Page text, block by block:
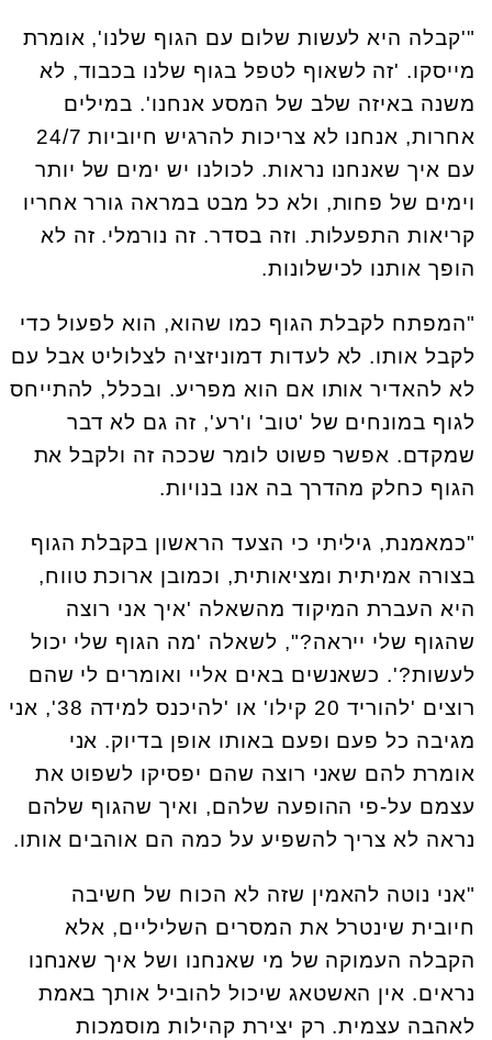
"'קבלה היא לעשות שלום עם הגוף שלנו', אומרת
מייסקו. 'זה לשאוף לטפל בגוף שלנו בכבוד, לא
משנה באיזה שלב של המסע אנחנו'. במילים
אחרות, אנחנו לא צריכות להרגיש חיוביות 24/7
עם איך שאנחנו נראות. לכולנו יש ימים של יותר
וימים של פחות, ולא כל מבט במראה גורר אחריו
קריאות התפעלות. וזה בסדר. זה נורמלי. זה לא
הופך אותנו לכישלונות.
"המפתח לקבלת הגוף כמו שהוא, הוא לפעול כדי
לקבל אותו. לא לעדות דמוניזציה לצלוליט אבל עם
לא להאדיר אותו אם הוא מפריע. ובכלל, להתייחס
לגוף במונחים של 'טוב' ו'רע', זה גם לא דבר
שמקדם. אפשר פשוט לומר שככה זה ולקבל את
הגוף כחלק מהדרך בה אנו בנויות.
"כמאמנת, גיליתי כי הצעד הראשון בקבלת הגוף
בצורה אמיתית ומציאותית, וכמובן ארוכת טווח,
היא העברת המיקוד מהשאלה 'איך אני רוצה
שהגוף שלי ייראה?", לשאלה 'מה הגוף שלי יכול
לעשות?'. כשאנשים באים אליי ואומרים לי שהם
רוצים 'להוריד 20 קילו' או 'להיכנס למידה 38', אני
מגיבה כל פעם ופעם באותו אופן בדיוק. אני
אומרת להם שאני רוצה שהם יפסיקו לשפוט את
עצמם על-פי ההופעה שלהם, ואיך שהגוף שלהם
נראה לא צריך להשפיע על כמה הם אוהבים אותו.
"אני נוטה להאמין שזה לא הכוח של חשיבה
חיובית שינטרל את המסרים השליליים, אלא
הקבלה העמוקה של מי שאנחנו ושל איך שאנחנו
נראים. אין האשטאג שיכול להוביל אותך באמת
לאהבה עצמית. רק יצירת קהילות מוסמכות